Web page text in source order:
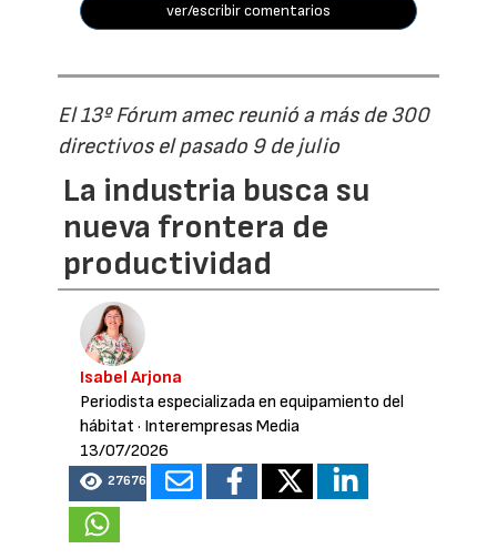
ver/escribir comentarios
El 13º Fórum amec reunió a más de 300
directivos el pasado 9 de julio
La industria busca su
nueva frontera de
productividad
Isabel Arjona
Periodista especializada en equipamiento del
hábitat · Interempresas Media
13/07/2026
27676